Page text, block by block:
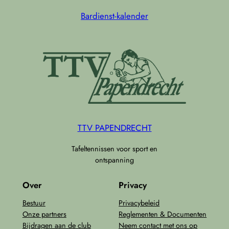
Bardienst-kalender
TTV PAPENDRECHT
Tafeltennissen voor sport en
ontspanning
Over
Bestuur
Onze partners
Bijdragen aan de club
Privacy
Privacybeleid
Reglementen & Documenten
Neem contact met ons op